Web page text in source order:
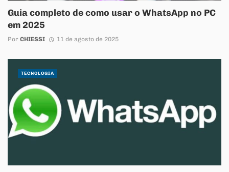
Guia completo de como usar o WhatsApp no PC
em 2025
Por CHIESSI 11 de agosto de 2025
TECNOLOGIA